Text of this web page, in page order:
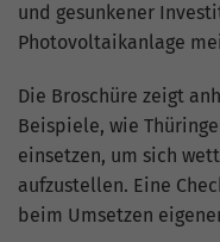
und gesunkener
Photovoltaikanlage
Die Broschüre zeigt
Beispiele, wie
einsetzen, um sich
aufzustellen. Eine
beim Umsetzen